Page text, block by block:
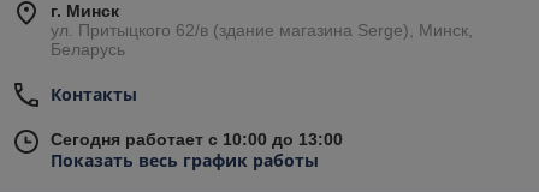
г. Минск
ул. Притыцкого 62/в (здание магазина Serge), Минск,
Беларусь
Контакты
Сегодня работает с 10:00 до 13:00
Показать весь график работы